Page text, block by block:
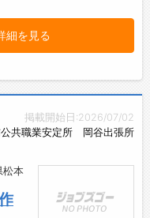
細を見る
掲載開始日:2026/07/02
公共職業安定所 岡谷出張所
松本